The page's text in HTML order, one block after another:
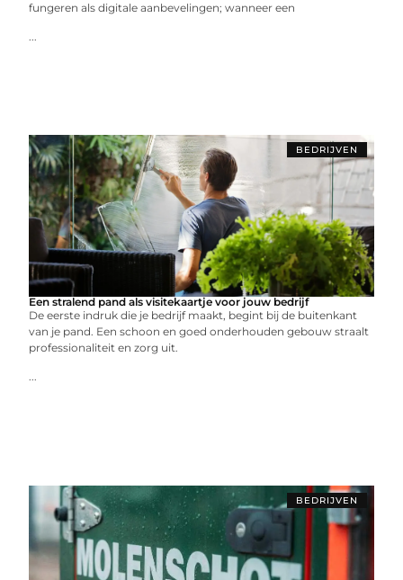
fungeren als digitale aanbevelingen; wanneer een
...
BEDRIJVEN
Een stralend pand als visitekaartje voor jouw bedrijf
De eerste indruk die je bedrijf maakt, begint bij de buitenkant
van je pand. Een schoon en goed onderhouden gebouw straalt
professionaliteit en zorg uit.
...
BEDRIJVEN